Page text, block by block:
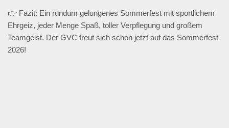
👉 Fazit: Ein rundum gelungenes Sommerfest mit sportlichem
Ehrgeiz, jeder Menge Spaß, toller Verpflegung und großem
Teamgeist. Der GVC freut sich schon jetzt auf das Sommerfest
2026!